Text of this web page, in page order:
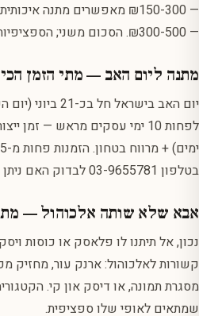
— ₪150-300 מאפשרים מתנה
— ₪300-500. הסכום משני; הספציפיות חשובה יותר.
מתנה ליום האב — מתי הזמן
יום האב בישראל
בטלפון 03-9655781 לבדוק האם ניתן לזרז.
אבא שלא שותה אלכוהול —
נכון, אל תיתנו לו פלאסק או כוסות
קשורות לאלכוהול: ארנק עור, מחזיק
מסגרת תמונה, או דיסק און קי.
שמתאים לאופי שלו ספציפית.